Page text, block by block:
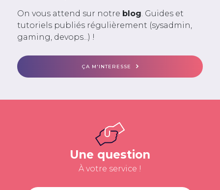
On vous attend sur notre blog . Guides et
tutoriels publiés régulièrement (sysadmin,
gaming, devops...) !
ÇA M'INTERESSE
Une question
À votre service !